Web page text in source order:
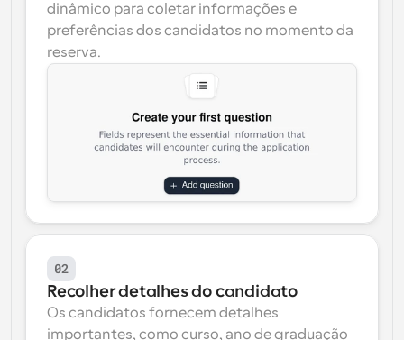
dinâmico para coletar informações e
preferências dos candidatos no momento da
reserva.
02
Recolher detalhes do candidato
Os candidatos fornecem detalhes
importantes, como curso, ano de graduação